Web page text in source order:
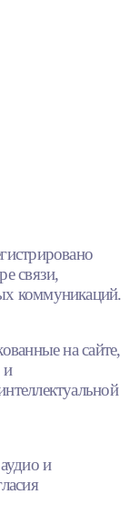
связи,
коммуникаций.
на сайте,
и
и